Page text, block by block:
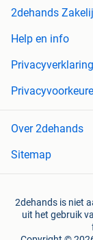
2dehands
Help en info
Privacyverklaring
Over 2dehands
Sitemap
2dehands is niet
uit het gebruik